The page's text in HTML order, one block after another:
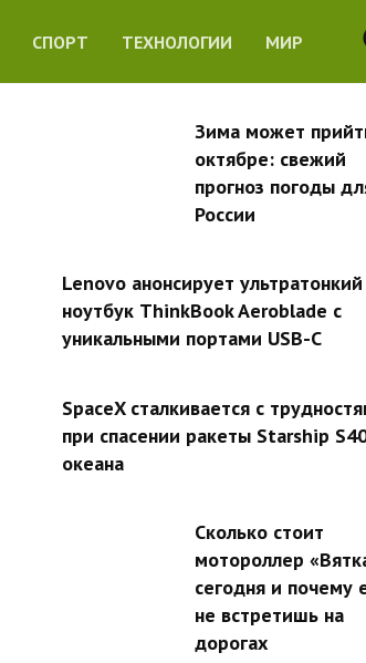
СПОРТ ТЕХНОЛОГИИ МИР
Зима может
октябре: свежий
прогноз погоды
России
Lenovo анонсирует ультратонкий
ноутбук ThinkBook Aeroblade с
уникальными портами USB-C
SpaceX сталкивается с
при спасении ракеты Starship
океана
Сколько стоит
мотороллер
сегодня и почему
не встретишь на
дорогах